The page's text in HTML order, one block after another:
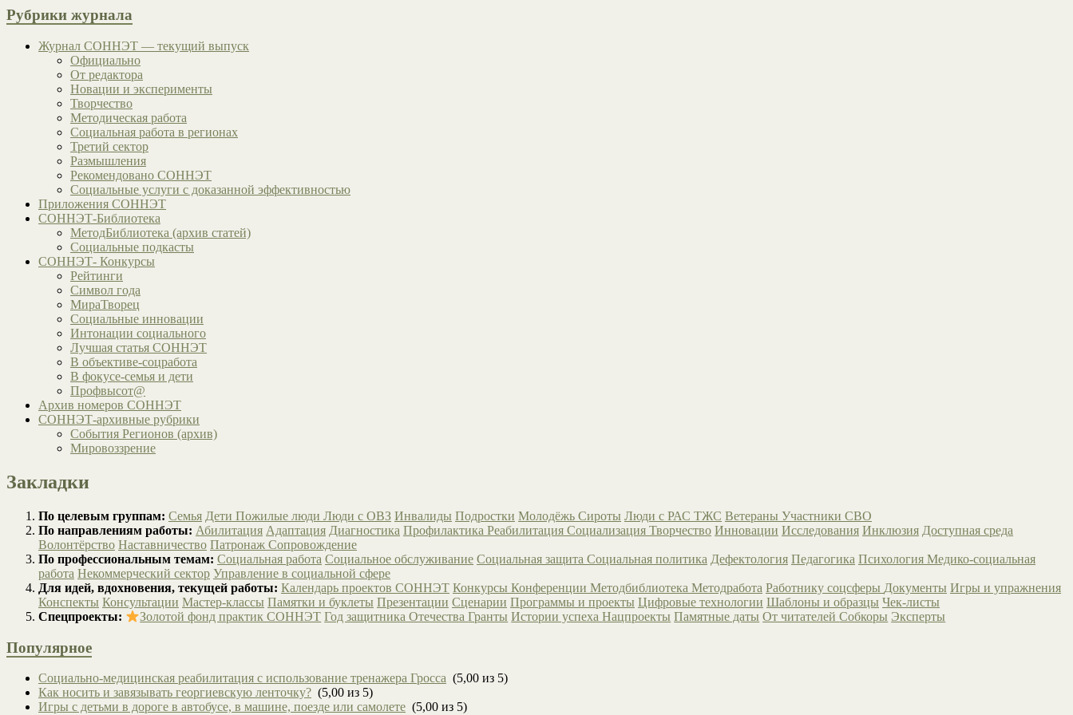
Рубрики журнала
Журнал СОННЭТ — текущий выпуск
Официально
От редактора
Новации и эксперименты
Творчество
Методическая работа
Социальная работа в регионах
Третий сектор
Размышления
Рекомендовано СОННЭТ
Социальные услуги с доказанной эффективностью
Приложения СОННЭТ
СОННЭТ-Библиотека
МетодБиблиотека (архив статей)
Социальные подкасты
СОННЭТ- Конкурсы
Рейтинги
Символ года
МираТворец
Социальные инновации
Интонации социального
Лучшая статья СОННЭТ
В объективе-соцработа
В фокусе-семья и дети
Профвысот@
Архив номеров СОННЭТ
СОННЭТ-архивные рубрики
События Регионов (архив)
Мировоззрение
Закладки
По целевым группам: Семья Дети Пожилые люди Люди с ОВЗ Инвалиды Подростки Молодёжь Сироты Люди с РАС ТЖС Ветераны Участники СВО
По направлениям работы: Абилитация Адаптация Диагностика Профилактика Реабилитация Социализация Творчество Инновации Исследования Инклюзия Доступная среда
Волонтёрство Наставничество Патронаж Сопровождение
По профессиональным темам: Социальная работа Социальное обслуживание Социальная защита Социальная политика Дефектология Педагогика Психология Медико-социальная
работа Некоммерческий сектор Управление в социальной сфере
Для идей, вдохновения, текущей работы: Календарь проектов СОННЭТ Конкурсы Конференции Методбиблиотека Методработа Работнику соцсферы Документы Игры и упражнения
Конспекты Консультации Мастер-классы Памятки и буклеты Презентации Сценарии Программы и проекты Цифровые технологии Шаблоны и образцы Чек-листы
Спецпроекты:
Золотой фонд практик СОННЭТ Год защитника ОтечестваГранты Истории успехаНацпроекты Памятные даты От читателейСобкоры Эксперты
Популярное
Социально-медицинская реабилитация с использование тренажера Гросса (5,00 из 5)
Как носить и завязывать георгиевскую ленточку? (5,00 из 5)
Игры с детьми в дороге в автобусе, в машине, поезде или самолете (5,00 из 5)